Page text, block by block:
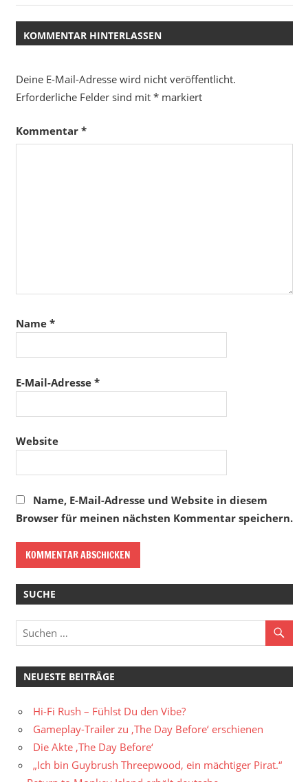
Beitrag:
KOMMENTAR HINTERLASSEN
Deine E-Mail-Adresse wird nicht veröffentlicht.
Erforderliche Felder sind mit *markiert
Kommentar *
Name *
E-Mail-Adresse *
Website
Name, E-Mail-Adresse und Website in diesem
Browser für meinen nächsten Kommentar speichern.
SUCHE
NEUESTE BEITRÄGE
Hi-Fi Rush – Fühlst Du den Vibe?
Gameplay-Trailer zu ‚The Day Before‘ erschienen
Die Akte ‚The Day Before‘
„Ich bin Guybrush Threepwood, ein mächtiger Pirat.“